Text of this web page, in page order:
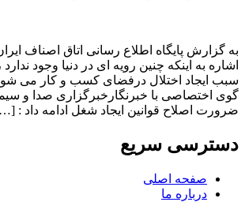
به گزارش پایگاه اطلاع رسانی اتاق اصناف
اشاره به اینکه چنین رویه ای در دنیا وجود ندارد
سبب ایجاد اختلال درفضای کسب و کار می
گوی اختصاصی با خبرنگارخبرگزاری صدا و
ضرورت اصلاح قوانین ایجاد شغل ادامه داد :
دسترسی سریع
صفحه اصلی
درباره ما